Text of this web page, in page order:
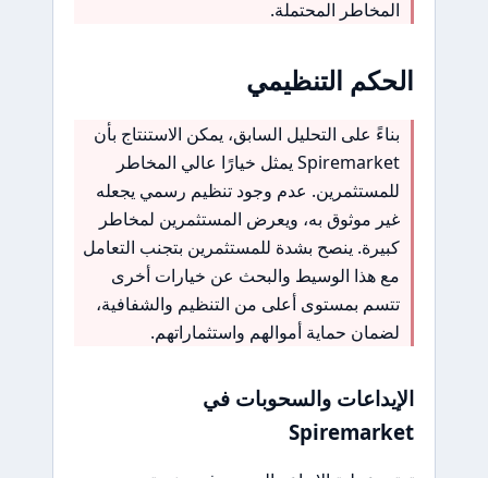
المخاطر المحتملة.
الحكم التنظيمي
بناءً على التحليل السابق، يمكن الاستنتاج بأن
Spiremarket يمثل خيارًا عالي المخاطر
للمستثمرين. عدم وجود تنظيم رسمي يجعله
غير موثوق به، ويعرض المستثمرين لمخاطر
كبيرة. ينصح بشدة للمستثمرين بتجنب التعامل
مع هذا الوسيط والبحث عن خيارات أخرى
تتسم بمستوى أعلى من التنظيم والشفافية،
لضمان حماية أموالهم واستثماراتهم.
الإيداعات والسحوبات في
Spiremarket